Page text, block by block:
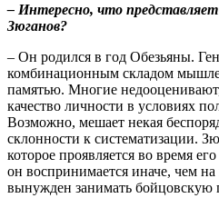
– Интересно, что
Зюганов?
– Он родился в год Обезьяны.
комбинационным складом
памятью. Многие
качество личности в условиях
Возможно, мешает некая
склонности к систематизации.
которое проявляется во время
он воспринимается иначе, чем
вынужден занимать